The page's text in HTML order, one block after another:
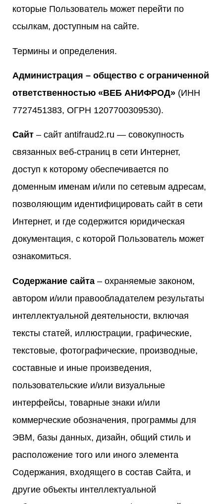
которые Пользователь может перейти по
ссылкам, доступным на сайте.
Термины и определения.
Администрация – общество с ограниченной
ответственностью «ВЕБ АНИФРОД» (ИНН
7727451383, ОГРН 1207700309530).
Сайт – сайт antifraud2.ru — совокупность
связанных веб-страниц в сети Интернет,
доступ к которому обеспечивается по
доменным именам и/или по сетевым адресам,
позволяющим идентифицировать сайт в сети
Интернет, и где содержится юридическая
документация, с которой Пользователь может
ознакомиться.
Содержание сайта – охраняемые законом,
автором и/или правообладателем результаты
интеллектуальной деятельности, включая
тексты статей, иллюстрации, графические,
текстовые, фотографические, производные,
составные и иные произведения,
пользовательские и/или визуальные
интерфейсы, товарные знаки и/или
коммерческие обозначения, программы для
ЭВМ, базы данных, дизайн, общий стиль и
расположение того или иного элемента
Содержания, входящего в состав Сайта, и
другие объекты интеллектуальной